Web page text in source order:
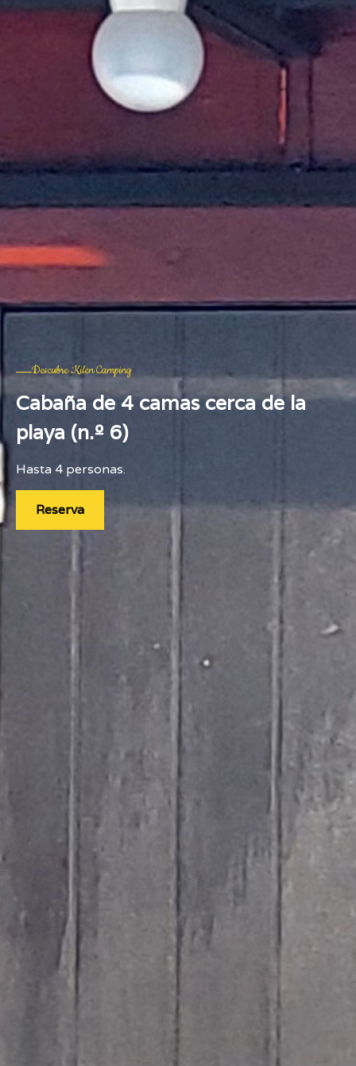
Descubre Kilen Camping
Cabaña de 4 camas cerca de la
playa (n.º 6)
Hasta 4 personas.
Reserva